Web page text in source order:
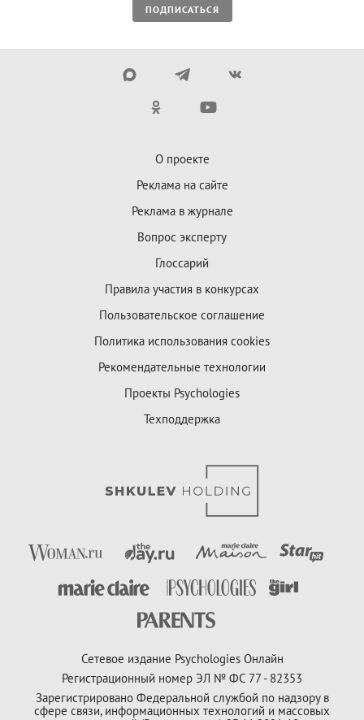
ПОДПИСАТЬСЯ
О проекте
Реклама на сайте
Реклама в журнале
Вопрос эксперту
Глоссарий
Правила участия в конкурсах
Пользовательское соглашение
Политика использования cookies
Рекомендательные технологии
Проекты Psychologies
Техподдержка
Сетевое издание Psychologies Онлайн
Регистрационный номер ЭЛ № ФС 77 - 82353
Зарегистрировано Федеральной службой по надзору в
сфере связи, информационных технологий и массовых